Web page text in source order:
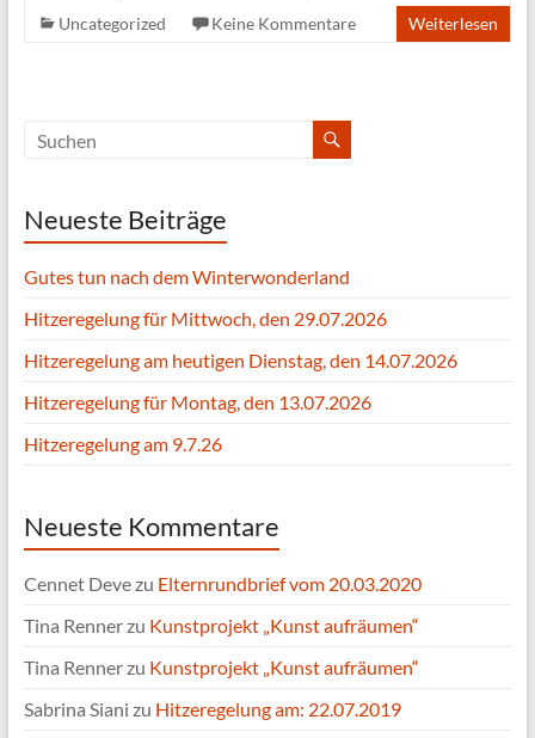
Uncategorized
Keine Kommentare Weiterlesen
Neueste Beiträge
Gutes tun nach dem Winterwonderland
Hitzeregelung für Mittwoch, den 29.07.2026
Hitzeregelung am heutigen Dienstag, den 14.07.2026
Hitzeregelung für Montag, den 13.07.2026
Hitzeregelung am 9.7.26
Neueste Kommentare
Cennet Devezu Elternrundbrief vom 20.03.2020
Tina Rennerzu Kunstprojekt „Kunst aufräumen“
Tina Rennerzu Kunstprojekt „Kunst aufräumen“
Sabrina Siani zu Hitzeregelung am: 22.07.2019